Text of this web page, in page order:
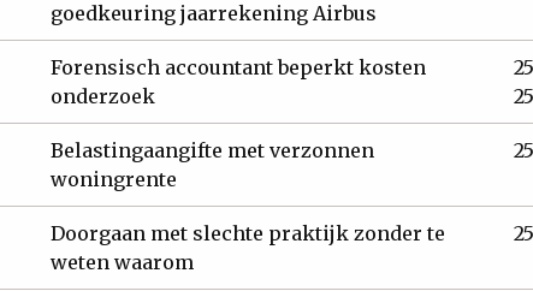
goedkeuring jaarrekening Airbus
Forensisch accountant beperkt kosten
onderzoek
Belastingaangifte met verzonnen
woningrente
Doorgaan met slechte praktijk zonder te
weten waarom